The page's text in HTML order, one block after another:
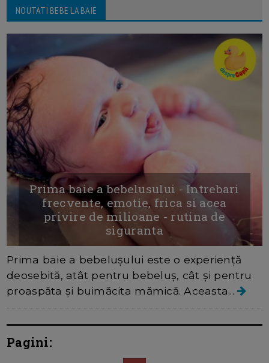
NOUTATI BEBE LA BAIE
Prima baie a bebelusului - Intrebari
frecvente, emotie, frica si acea
privire de milioane - rutina de
siguranta
Prima baie a bebelușului este o experiență
deosebită, atât pentru bebeluș, cât și pentru
proaspăta și buimăcita mămică. Aceasta...
Pagini: